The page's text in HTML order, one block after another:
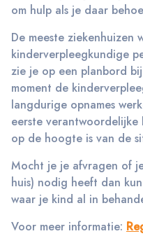
om hulp als je daar
De meeste ziekenhuizen
kinderverpleegkundige
zie je op een planbord
moment de
langdurige opnames
eerste
op de hoogte is van de
Mocht je je afvragen of
huis) nodig heeft dan
waar je kind al in
Voor meer informatie: